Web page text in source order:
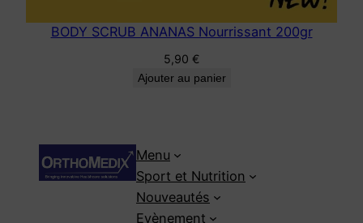
BODY SCRUB ANANAS Nourrissant 200gr
5,90 €
Ajouter au panier
Menu
Sport et Nutrition
Nouveautés
Evènement